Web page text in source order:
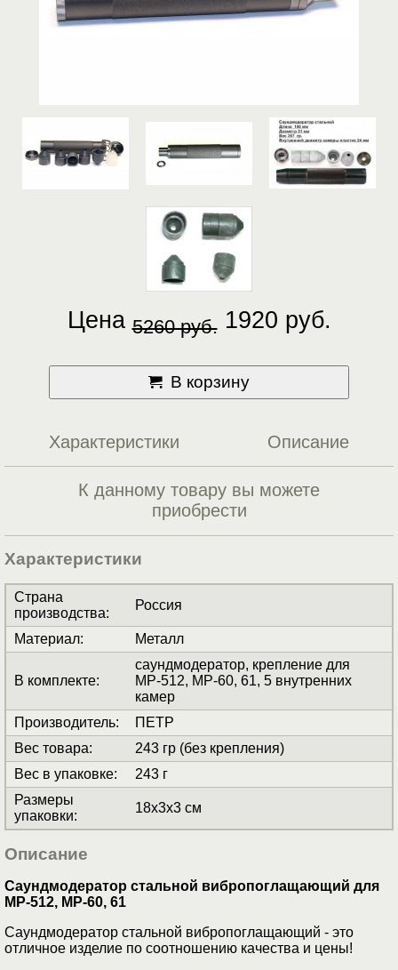
Цена 5260 руб. 1920 руб.
В корзину
Характеристики Описание
К данному товару вы можете
приобрести
Характеристики
Страна
производства:
Россия
Материал: Металл
В комплекте:
саундмодератор, крепление для
МР-512, МР-60, 61, 5 внутренних
камер
Производитель:
ПЕТР
Вес товара:
243 гр (без крепления)
Вес в упаковке:
243 г
Размеры
упаковки:
18x3x3 см
Описание
Саундмодератор стальной вибропоглащающий для
МР-512, МР-60, 61
Саундмодератор стальной вибропоглащающий - это
отличное изделие по соотношению качества и цены!